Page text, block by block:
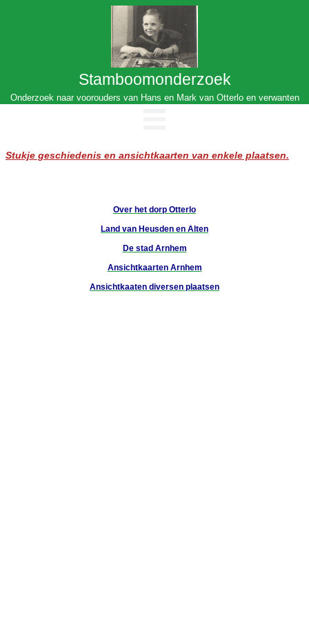
Stukje geschiedenis en ansichtkaarten van enkele plaatsen.
Over het dorp Otterlo
Land van Heusden en Alten
De stad Arnhem
Ansichtkaarten Arnhem
Ansichtkaaten diversen plaatsen
Stamboomonderzoek
Onderzoek naar voorouders van Hans en Mark van Otterlo en verwanten